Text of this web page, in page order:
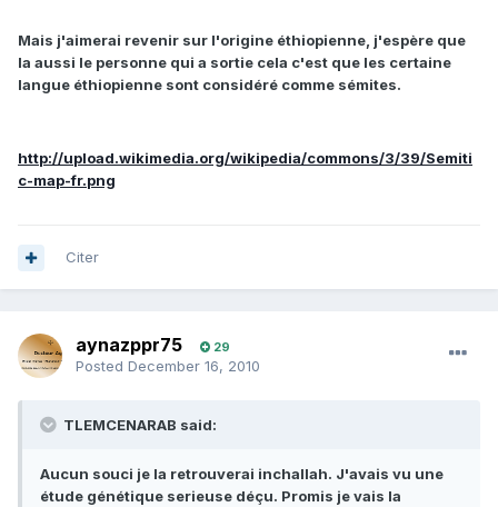
Mais j'aimerai revenir sur l'origine éthiopienne, j'espère que
la aussi le personne qui a sortie cela c'est que les certaine
langue éthiopienne sont considéré comme sémites.
http://upload.wikimedia.org/wikipedia/commons/3/39/Semiti
c-map-fr.png
Citer
aynazppr75 29
Posted December 16, 2010
TLEMCENARAB said:
Aucun souci je la retrouverai inchallah. J'avais vu une
étude génétique serieuse déçu. Promis je vais la